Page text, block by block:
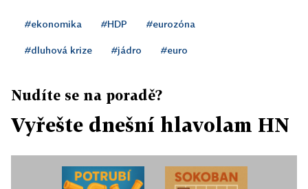
#ekonomika #HDP #eurozóna
#dluhová krize #jádro #euro
Nudíte se na poradě?
Vyřešte dnešní hlavolam HN